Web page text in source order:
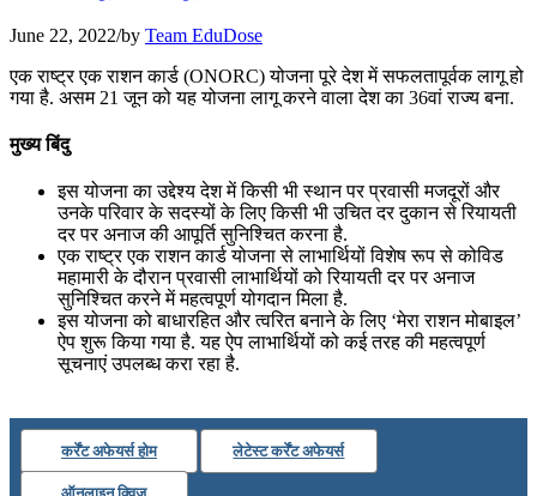
📝 डेली करेंट अफेयर्स: 22-24 जुलाई 2026
July 22, 2026
📝 डेली करेंट अफेयर्स: 19-21 जुलाई 2026
July 19, 2026
📝 डेली करेंट अफेयर्स: 16-18 जुलाई 2026
June 22, 2022/by Team EduDose
एक राष्ट्र एक राशन कार्ड (ONORC) योजना पूरे देश में सफलतापूर्वक लागू हो
गया है. असम 21 जून को यह योजना लागू करने वाला देश का 36वां राज्य बना.
मुख्य बिंदु
इस योजना का उद्देश्य देश में किसी भी स्थान पर प्रवासी मजदूरों और
उनके परिवार के सदस्यों के लिए किसी भी उचित दर दुकान से रियायती
दर पर अनाज की आपूर्ति सुनिश्चित करना है.
एक राष्ट्र एक राशन कार्ड योजना से लाभार्थियों विशेष रूप से कोविड
महामारी के दौरान प्रवासी लाभार्थियों को रियायती दर पर अनाज
सुनिश्चित करने में महत्वपूर्ण योगदान मिला है.
इस योजना को बाधारहित और त्वरित बनाने के लिए ‘मेरा राशन मोबाइल’
ऐप शुरू किया गया है. यह ऐप लाभार्थियों को कई तरह की महत्वपूर्ण
सूचनाएं उपलब्ध करा रहा है.
कर्रेंट अफेयर्स होम लेटेस्ट कर्रेंट अफेयर्स